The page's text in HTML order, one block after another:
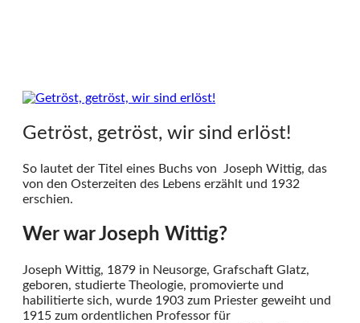
Getröst, getröst, wir sind erlöst!
So lautet der Titel eines Buchs von Joseph Wittig, das
von den Osterzeiten des Lebens erzählt und 1932
erschien.
Wer war Joseph Wittig?
Joseph Wittig, 1879 in Neusorge, Grafschaft Glatz,
geboren, studierte Theologie, promovierte und
habilitierte sich, wurde 1903 zum Priester geweiht und
1915 zum ordentlichen Professor für